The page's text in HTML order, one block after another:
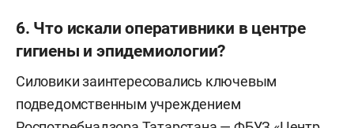
6. Что искали оперативники в центре
гигиены и эпидемиологии?
Силовики заинтересовались ключевым
подведомственным учреждением